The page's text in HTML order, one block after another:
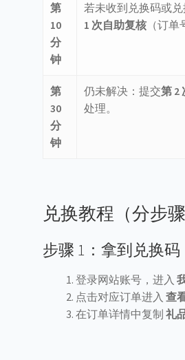
第
10
分
钟
若未收到兑换码或
1 次自助复核 （订
第
30
分
钟
仍未解决：提交第 2
处理。
兑换教程（分步
步骤 1：拿到兑换码
登录网站账号，进入
点击对应订单进入查
在订单详情中复制礼